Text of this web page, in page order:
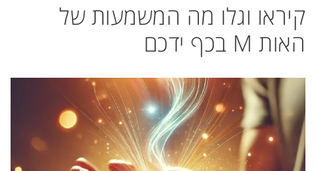
קיראו וגלו מה המשמעות של
האות M בכף ידכם